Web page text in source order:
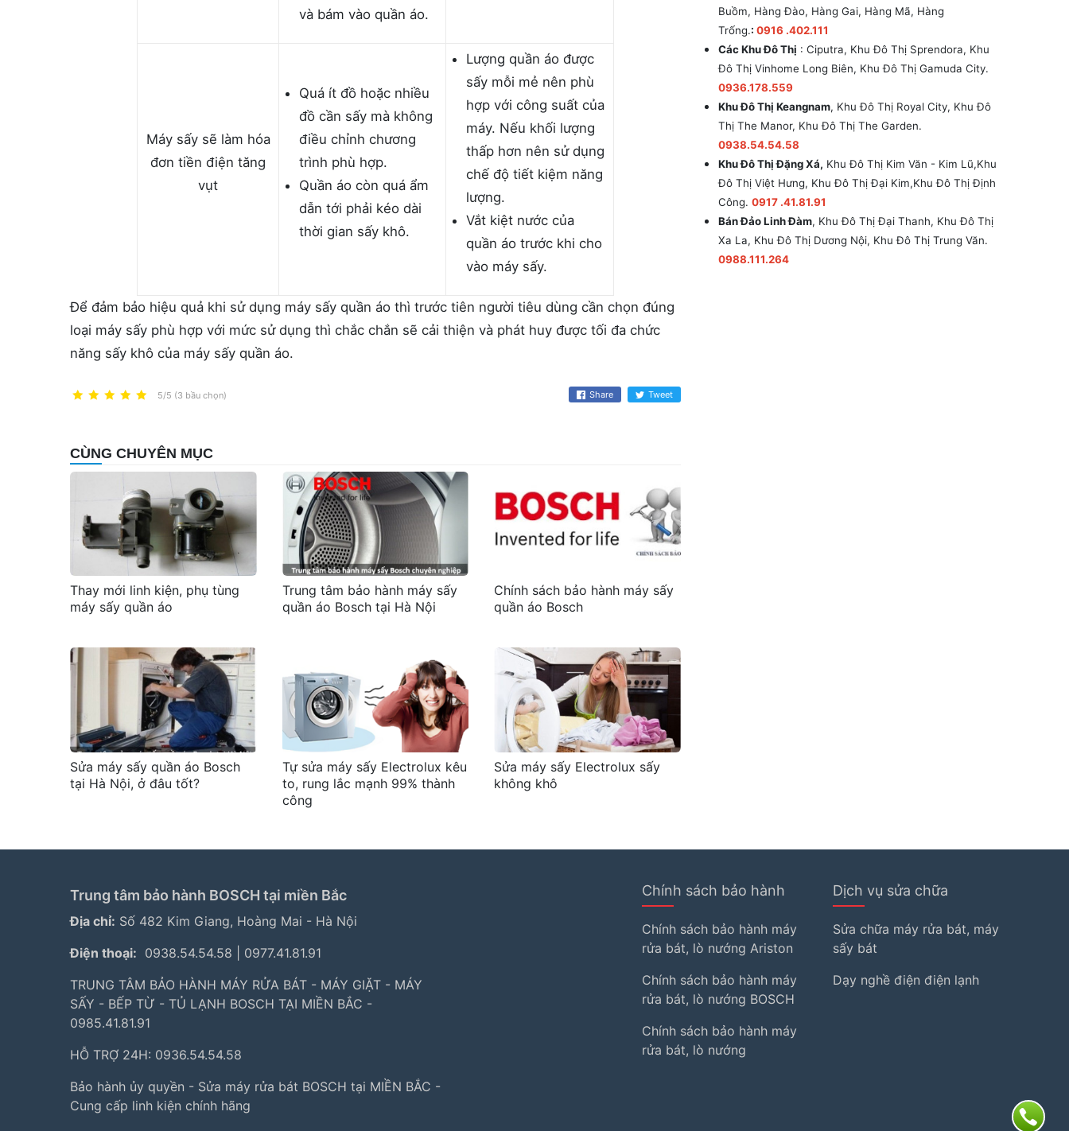
và bám vào quần áo.
Máy sấy sẽ làm hóa
đơn tiền điện tăng
vụt
Quá ít đồ hoặc nhiều
đồ cần sấy mà không
điều chỉnh chương
trình phù hợp.
Quần áo còn quá ẩm
dẫn tới phải kéo dài
thời gian sấy khô.
Lượng quần áo được
sấy mỗi mẻ nên phù
hợp với công suất của
máy. Nếu khối lượng
thấp hơn nên sử dụng
chế độ tiết kiệm năng
lượng.
Vắt kiệt nước của
quần áo trước khi cho
vào máy sấy.
Để đảm bảo hiệu quả khi sử dụng máy sấy quần áo thì trước tiên người tiêu dùng cần chọn đúng
loại máy sấy phù hợp với mức sử dụng thì chắc chắn sẽ cải thiện và phát huy được tối đa chức
năng sấy khô của máy sấy quần áo.
5/5 (3 bầu chọn) Share Tweet
CÙNG CHUYÊN MỤC
Thay mới linh kiện, phụ tùng
máy sấy quần áo
Trung tâm bảo hành máy sấy
quần áo Bosch tại Hà Nội
Chính sách bảo hành máy sấy
quần áo Bosch
Sửa máy sấy quần áo Bosch
tại Hà Nội, ở đâu tốt?
Tự sửa máy sấy Electrolux kêu
to, rung lắc mạnh 99% thành
công
Sửa máy sấy Electrolux sấy
không khô
Buồm, Hàng Đào, Hàng Gai, Hàng Mã, Hàng
Trống.: 0916 .402.111
Các Khu Đô Thị : Ciputra, Khu Đô Thị Sprendora, Khu
Đô Thị Vinhome Long Biên, Khu Đô Thị Gamuda City.
0936.178.559
Khu Đô Thị Keangnam, Khu Đô Thị Royal City, Khu Đô
Thị The Manor, Khu Đô Thị The Garden.
0938.54.54.58
Khu Đô Thị Đặng Xá, Khu Đô Thị Kim Văn - Kim Lũ,Khu
Đô Thị Việt Hưng, Khu Đô Thị Đại Kim,Khu Đô Thị Định
Công. 0917 .41.81.91
Bán Đảo Linh Đàm, Khu Đô Thị Đại Thanh, Khu Đô Thị
Xa La, Khu Đô Thị Dương Nội, Khu Đô Thị Trung Văn.
0988.111.264
Dịch vụ sửa chữa
Sửa chữa máy rửa bát, máy
sấy bát
Dạy nghề điện điện lạnh
Chính sách bảo hành
Chính sách bảo hành máy
rửa bát, lò nướng Ariston
Chính sách bảo hành máy
rửa bát, lò nướng BOSCH
Chính sách bảo hành máy
rửa bát, lò nướng
Trung tâm bảo hành BOSCH tại miền Bắc
Địa chỉ: Số 482 Kim Giang, Hoàng Mai - Hà Nội
Điện thoại: 0938.54.54.58
0977.41.81.91
TRUNG TÂM BẢO HÀNH MÁY RỬA BÁT - MÁY GIẶT - MÁY
SẤY - BẾP TỪ - TỦ LẠNH BOSCH TẠI MIỀN BẮC -
0985.41.81.91
HỖ TRỢ 24H: 0936.54.54.58
Bảo hành ủy quyền - Sửa máy rửa bát BOSCH tại MIỀN BẮC -
Cung cấp linh kiện chính hãng